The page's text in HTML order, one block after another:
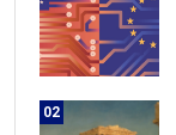
02